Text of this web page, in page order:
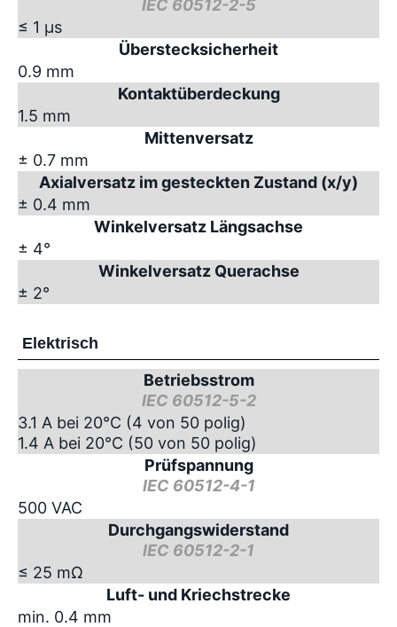
IEC 60512-2-5
≤ 1 µs
Überstecksicherheit
0.9 mm
Kontaktüberdeckung
1.5 mm
Mittenversatz
± 0.7 mm
Axialversatz im gesteckten Zustand (x/y)
± 0.4 mm
Winkelversatz Längsachse
± 4°
Winkelversatz Querachse
± 2°
Elektrisch
Betriebsstrom
IEC 60512-5-2
3.1 A bei 20°C (4 von 50 polig)
1.4 A bei 20°C (50 von 50 polig)
Prüfspannung
IEC 60512-4-1
500 VAC
Durchgangswiderstand
IEC 60512-2-1
≤ 25 mΩ
Luft- und Kriechstrecke
min. 0.4 mm